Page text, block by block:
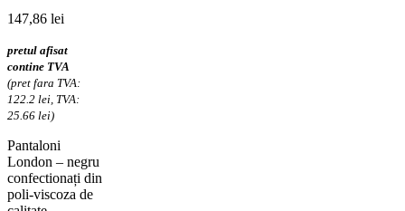
147,86 lei
pretul afisat
contine TVA
(pret fara TVA:
122.2 lei, TVA:
25.66 lei)
Pantaloni
London – negru
confectionați din
poli-viscoza de